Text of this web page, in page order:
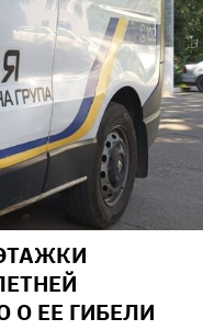
О ЕЕ ГИБЕЛИ